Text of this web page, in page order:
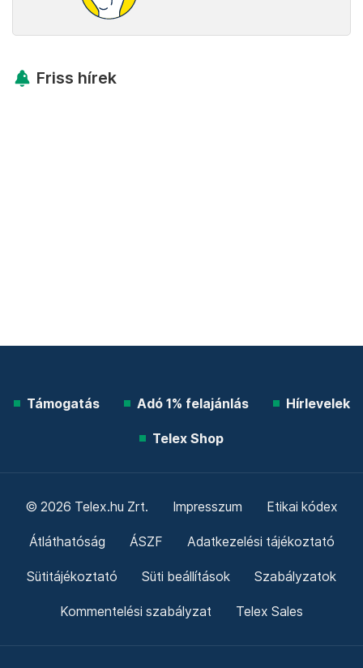
Friss hírek
Támogatás Adó 1% felajánlás Hírlevelek
Telex Shop
© 2026 Telex.hu Zrt. Impresszum Etikai kódex
Átláthatóság ÁSZF Adatkezelési tájékoztató
Sütitájékoztató Süti beállítások Szabályzatok
Kommentelési szabályzat Telex Sales